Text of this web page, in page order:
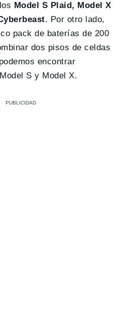
Model S Plaid, Model X
. Por otro lado,
pack de baterías de 200
dos pisos de celdas
encontrar
S y Model X.